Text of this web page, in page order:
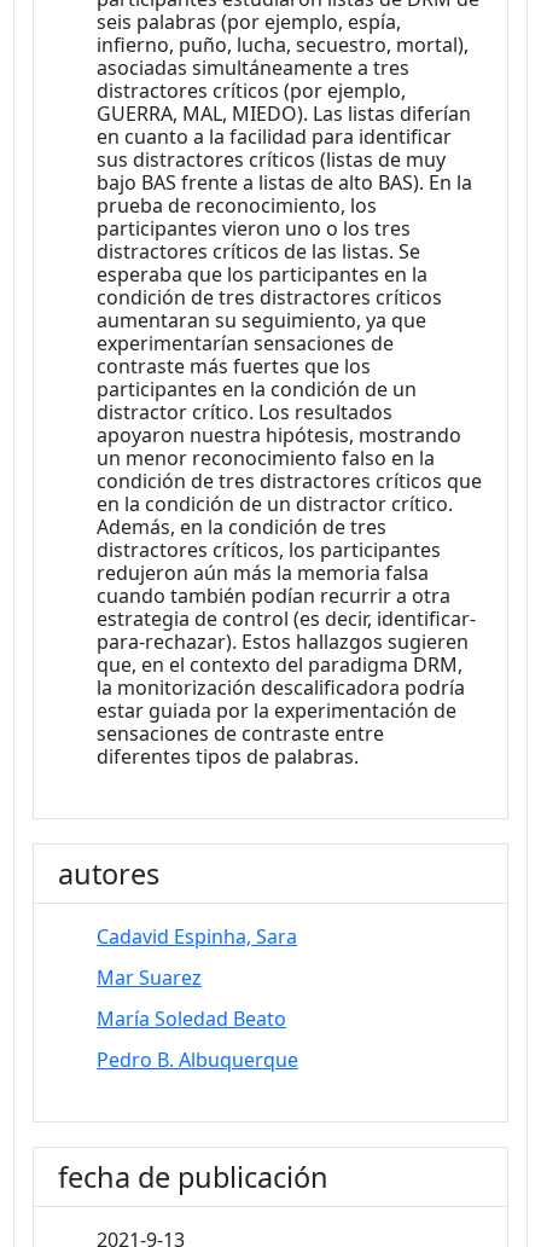
seis palabras (por ejemplo, espía,
infierno, puño, lucha, secuestro, mortal),
asociadas simultáneamente a tres
distractores críticos (por ejemplo,
GUERRA, MAL, MIEDO). Las listas diferían
en cuanto a la facilidad para identificar
sus distractores críticos (listas de muy
bajo BAS frente a listas de alto BAS). En la
prueba de reconocimiento, los
participantes vieron uno o los tres
distractores críticos de las listas. Se
esperaba que los participantes en la
condición de tres distractores críticos
aumentaran su seguimiento, ya que
experimentarían sensaciones de
contraste más fuertes que los
participantes en la condición de un
distractor crítico. Los resultados
apoyaron nuestra hipótesis, mostrando
un menor reconocimiento falso en la
condición de tres distractores críticos que
en la condición de un distractor crítico.
Además, en la condición de tres
distractores críticos, los participantes
redujeron aún más la memoria falsa
cuando también podían recurrir a otra
estrategia de control (es decir, identificar-
para-rechazar). Estos hallazgos sugieren
que, en el contexto del paradigma DRM,
la monitorización descalificadora podría
estar guiada por la experimentación de
sensaciones de contraste entre
diferentes tipos de palabras.
autores
Cadavid Espinha, Sara
Mar Suarez
María Soledad Beato
Pedro B. Albuquerque
fecha de publicación
2021-9-13